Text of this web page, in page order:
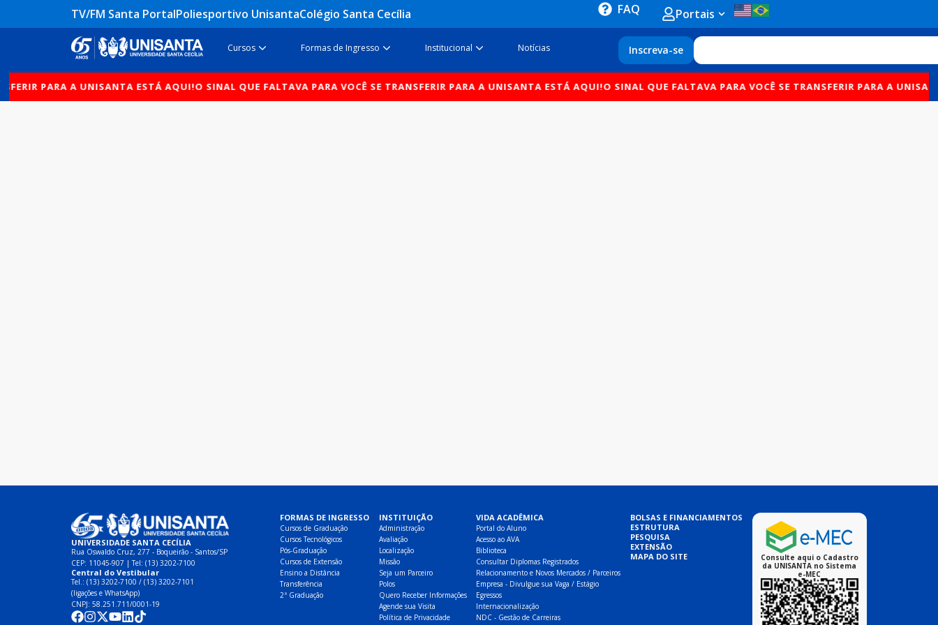
para
TV/FM Santa PortalPoliesportivo UnisantaColégio Santa Cecília FAQ Portais Open Portais
Cursos Open CursosFormas de Ingresso Open Formas de Ingresso
Institucional Open Institucional
Notícias Inscreva-se
Search
PARA A UNISANTA ESTÁ AQUI!O SINAL QUE FALTAVA PARA VOCÊ SE TRANSFERIR PARA A UNISANTA ESTÁ AQUI!O SINAL QUE FALTAVA PARA VOCÊ SE TRANSFERIR PARA A
UNIVERSIDADE SANTA CECÍLIA
Rua Oswaldo Cruz, 277 - Boqueirão - Santos/SP
CEP: 11045-907 | Tel: (13) 3202-7100
Central do Vestibular
Tel.: (13) 3202-7100 / (13) 3202-7101
(ligações e WhatsApp)
CNPJ: 58.251.711/0001-19
FORMAS DE INGRESSO
Cursos de Graduação
Cursos Tecnológicos
Pós-Graduação
Cursos de Extensão
Ensino a Distância
Transferência
2ª Graduação
INSTITUIÇÃO
Administração
Avaliação
Localização
Missão
Seja um Parceiro
Polos
Quero Receber Informações
Agende sua Visita
Política de Privacidade
VIDA ACADÊMICA
Portal do Aluno
Acesso ao AVA
Biblioteca
Consultar Diplomas Registrados
Relacionamento e Novos Mercados / Parceiros
Empresa - Divulgue sua Vaga / Estágio
Egressos
Internacionalização
NDC - Gestão de Carreiras
BOLSAS E FINANCIAMENTOS
ESTRUTURA
PESQUISA
EXTENSÃO
MAPA DO SITE
Consulte aqui o Cadastro
da UNISANTA no Sistema
e-MEC